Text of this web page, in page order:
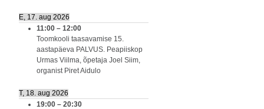
E, 17. aug 2026
11:00 – 12:00
Toomkooli taasavamise 15.
aastapäeva PALVUS. Peapiiskop
Urmas Viilma, õpetaja Joel Siim,
organist Piret Aidulo
T, 18. aug 2026
19:00 – 20:30